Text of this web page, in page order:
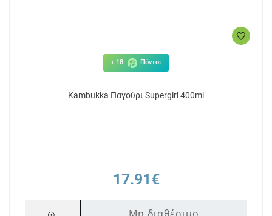
+ 18 Πόντοι
Kambukka Παγούρι Supergirl 400ml
17.91€